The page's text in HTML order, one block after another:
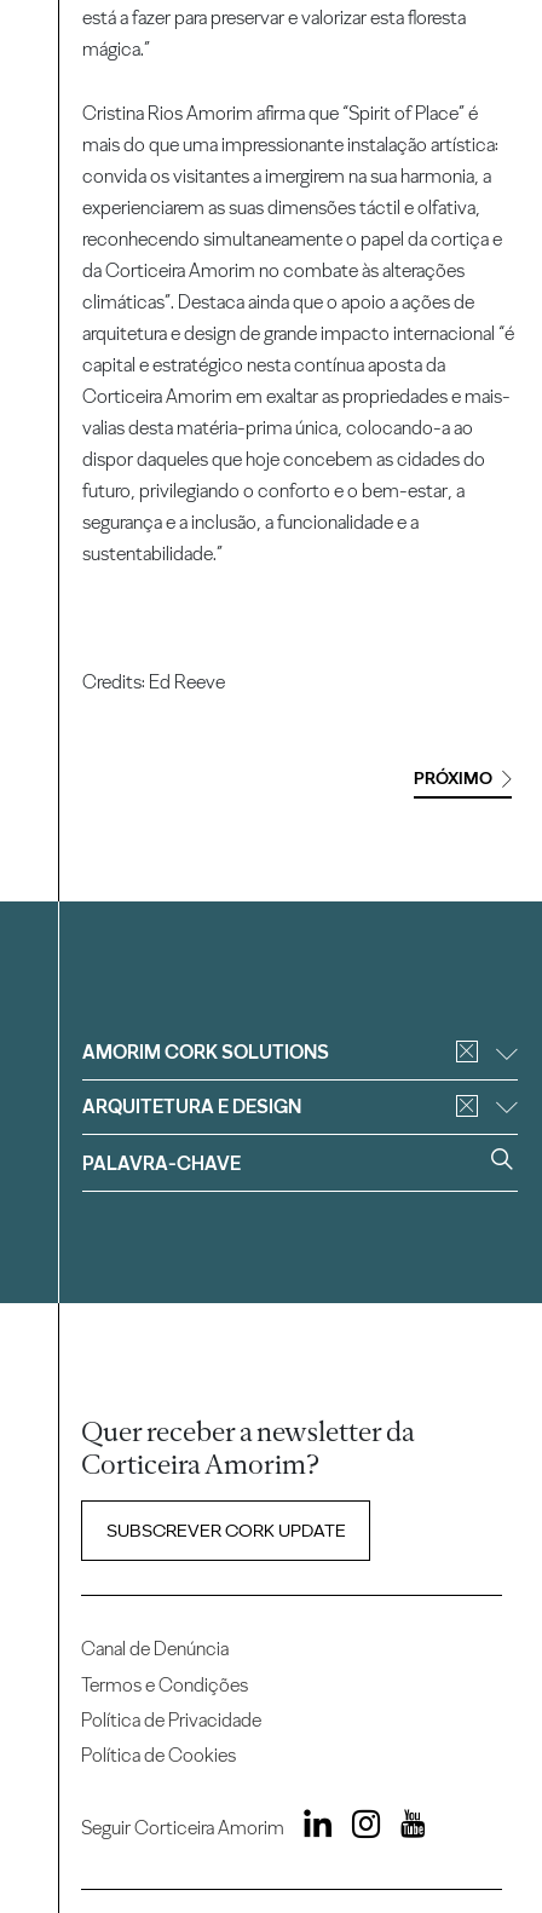
está a fazer para preservar e valorizar esta floresta
mágica.”
Cristina Rios Amorim afirma que “Spirit of Place” é
mais do que uma impressionante instalação artística:
convida os visitantes a imergirem na sua harmonia, a
experienciarem as suas dimensões táctil e olfativa,
reconhecendo simultaneamente o papel da cortiça e
da Corticeira Amorim no combate às alterações
climáticas”. Destaca ainda que o apoio a ações de
arquitetura e design de grande impacto internacional “é
capital e estratégico nesta contínua aposta da
Corticeira Amorim em exaltar as propriedades e mais-
valias desta matéria-prima única, colocando-a ao
dispor daqueles que hoje concebem as cidades do
futuro, privilegiando o conforto e o bem-estar, a
segurança e a inclusão, a funcionalidade e a
sustentabilidade.”
Credits: Ed Reeve
PRÓXIMO
Filtrar
AMORIM CORK SOLUTIONS
ARQUITETURA E DESIGN
Quer receber a newsletter da
Corticeira Amorim?
SUBSCREVER CORK UPDATE
Canal de Denúncia
Termos e Condições
Política de Privacidade
Política de Cookies
Seguir Corticeira Amorim